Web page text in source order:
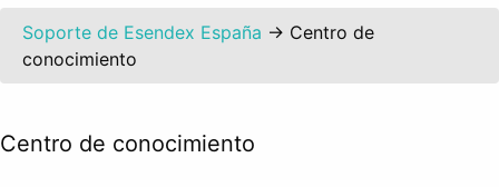
Soporte de Esendex España → Centro de
conocimiento
Centro de conocimiento